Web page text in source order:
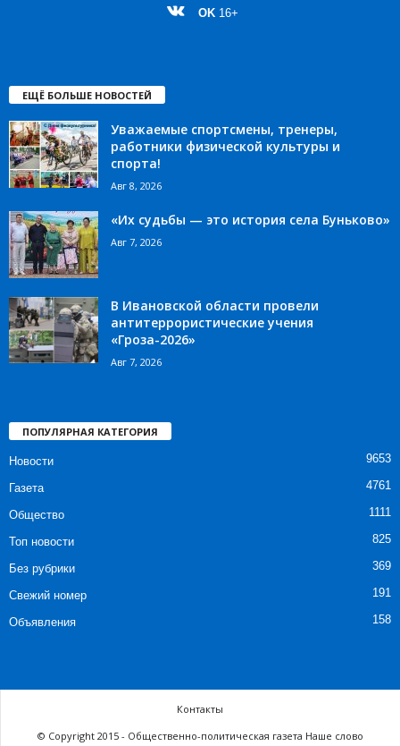
OK 16+
ЕЩЁ БОЛЬШЕ НОВОСТЕЙ
Уважаемые спортсмены, тренеры,
работники физической культуры и
спорта!
Авг 8, 2026
«Их судьбы — это история села Буньково»
Авг 7, 2026
В Ивановской области провели
антитеррористические учения
«Гроза-2026»
Авг 7, 2026
ПОПУЛЯРНАЯ КАТЕГОРИЯ
Новости 9653
Газета 4761
Общество 1111
Топ новости 825
Без рубрики 369
Свежий номер 191
Объявления 158
Контакты
© Copyright 2015 - Общественно-политическая газета Наше слово